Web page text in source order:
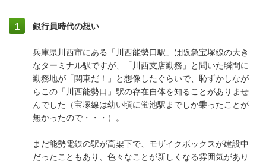
銀行員時代の想い
兵庫県川西市にある「川西能勢口駅」は阪急宝塚線の大き
なターミナル駅ですが、「川西支店勤務」と聞いた瞬間に
勤務地が「関東だ！」と想像したぐらいで、恥ずかしなが
らこの「川西能勢口」駅の存在自体を知ることがありませ
んでした（宝塚線は幼い頃に蛍池駅までしか乗ったことが
無かったので・・・）。
まだ能勢電鉄の駅が高架下で、モザイクボックスが建設中
だったこともあり、色々なことが新しくなる雰囲気があり